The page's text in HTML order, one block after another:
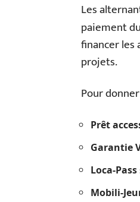
Les
paiement
financer les
projets.
Pour
Prêt
Garantie
Loca-Pass
Mobili-